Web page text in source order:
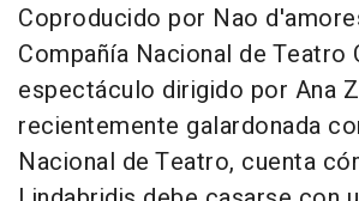
Coproducido por Nao
Compañía Nacional de Teatro
espectáculo dirigido por Ana
recientemente galardonada
Nacional de Teatro, cuenta